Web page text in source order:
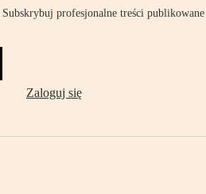
profesjonalne treści publikowane
Zaloguj się